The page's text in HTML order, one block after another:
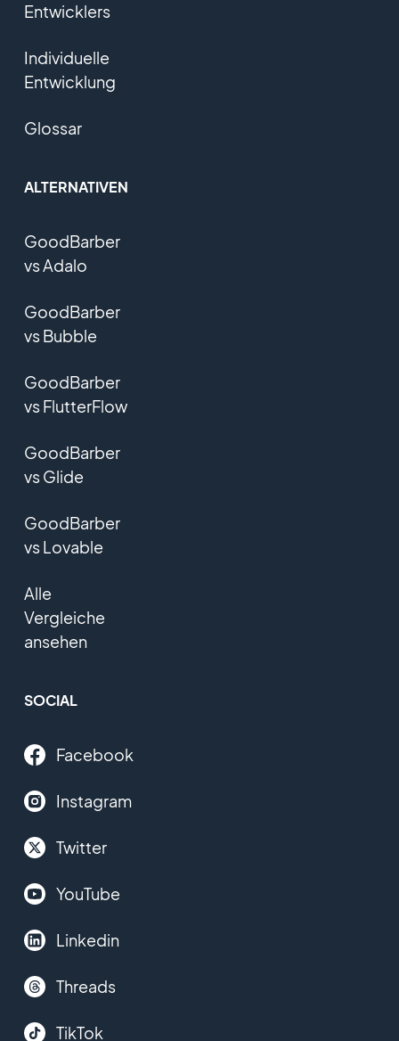
Entwicklers
Individuelle
Entwicklung
Glossar
ALTERNATIVEN
GoodBarber
vs Adalo
GoodBarber
vs Bubble
GoodBarber
vs FlutterFlow
GoodBarber
vs Glide
GoodBarber
vs Lovable
Alle
Vergleiche
ansehen
SOCIAL
Facebook
Instagram
Twitter
YouTube
Linkedin
Threads
TikTok